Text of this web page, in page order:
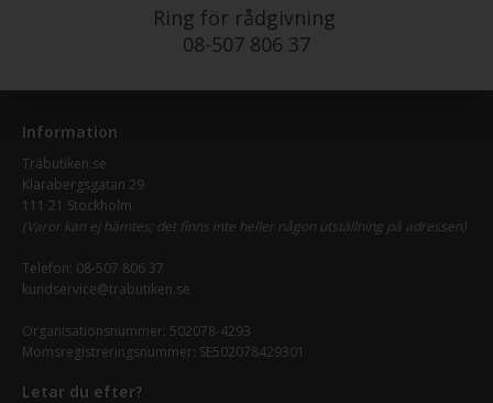
Ring för rådgivning
08-507 806 37
Information
Träbutiken.se
Klarabergsgatan 29
111 21 Stockholm
(Varor kan ej hämtes; det finns inte heller någon utställning på adressen)
Telefon: 08-507 806 37
kundservice@trabutiken.se
Organisationsnummer: 502078-4293
Momsregistreringsnummer: SE502078429301
Letar du efter?